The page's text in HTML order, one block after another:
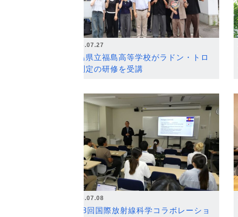
2026.07.27
福島県立福島高等学校がラドン・トロ
ン測定の研修を受講
2026.07.08
第18回国際放射線科学コラボレーショ